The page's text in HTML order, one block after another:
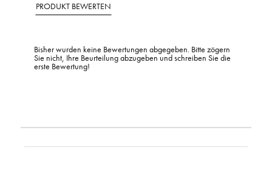
PRODUKT BEWERTEN
Bisher wurden keine Bewertungen abgegeben. Bitte zögern
Sie nicht, Ihre Beurteilung abzugeben und schreiben Sie die
erste Bewertung!